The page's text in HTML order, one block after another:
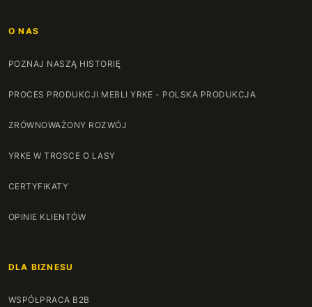
O NAS
POZNAJ NASZĄ HISTORIĘ
PROCES PRODUKCJI MEBLI YRKE - POLSKA PRODUKCJA
ZRÓWNOWAŻONY ROZWÓJ
YRKE W TROSCE O LASY
CERTYFIKATY
OPINIE KLIENTÓW
DLA BIZNESU
WSPÓŁPRACA B2B